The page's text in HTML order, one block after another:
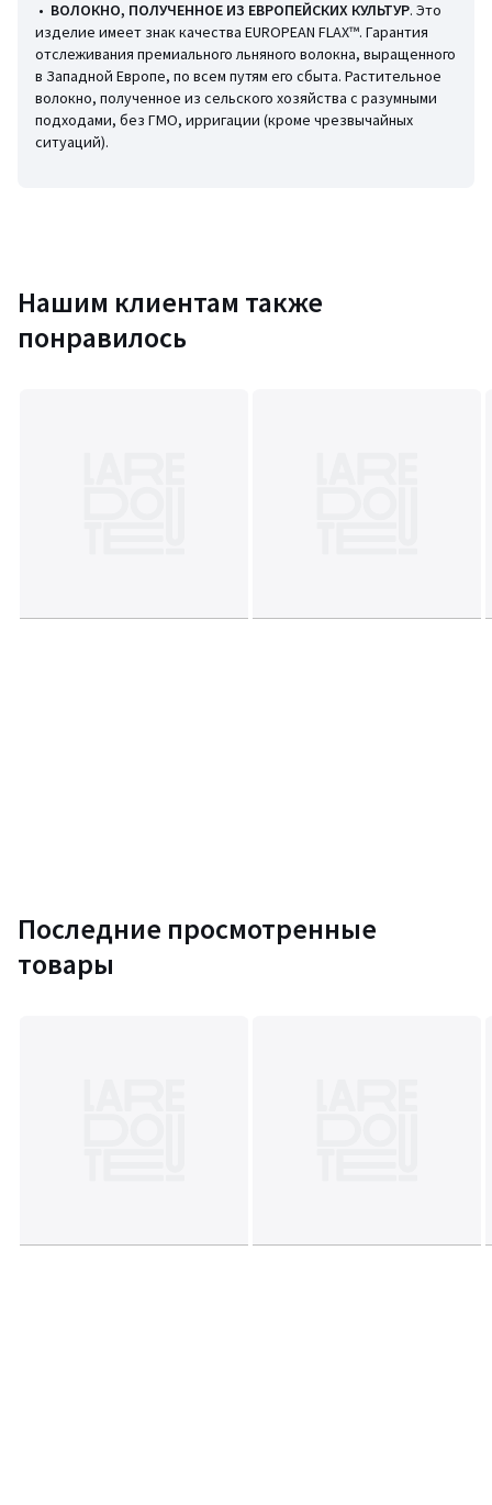
• Длина рукавов: 62 см
Состав и уход
• 100% лен
• Машинная стирка при 30 °С
• Машинная сушка запрещена
• Гладить при умеренной температуре, отбеливание запрещено
(FR) - 46 (RUS), 42 (FR) - 48 (RUS), 44 (FR) - 50 (RUS), 46 (FR) - 52
(RUS)
• ВОЛОКНО, ПОЛУЧЕННОЕ ИЗ ЕВРОПЕЙСКИХ КУЛЬТУР. Это
изделие имеет знак качества EUROPEAN FLAX™. Гарантия
отслеживания премиального льняного волокна, выращенного
в Западной Европе, по всем путям его сбыта. Растительное
волокно, полученное из сельского хозяйства с разумными
подходами, без ГМО, ирригации (кроме чрезвычайных
ситуаций).
Нашим клиентам также
понравилось
Последние просмотренные
товары